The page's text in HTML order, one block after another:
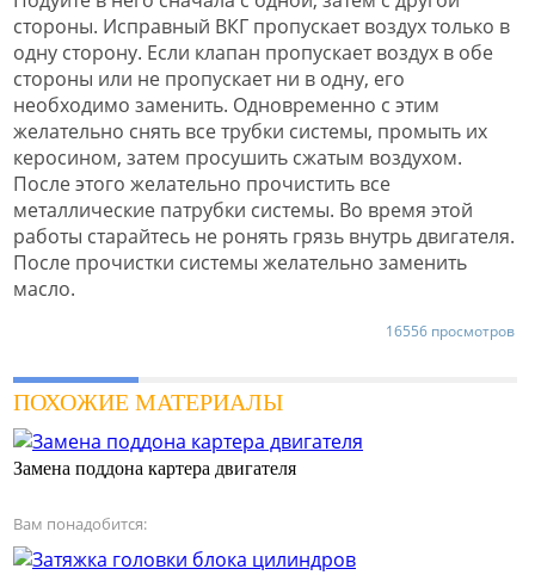
стороны. Исправный ВКГ пропускает воздух только в
одну сторону. Если клапан пропускает воздух в обе
стороны или не пропускает ни в одну, его
необходимо заменить. Одновременно с этим
желательно снять все трубки системы, промыть их
керосином, затем просушить сжатым воздухом.
После этого желательно прочистить все
металлические патрубки системы. Во время этой
работы старайтесь не ронять грязь внутрь двигателя.
После прочистки системы желательно заменить
масло.
16556 просмотров
ПОХОЖИЕ МАТЕРИАЛЫ
Замена поддона картера двигателя
Вам понадобится: